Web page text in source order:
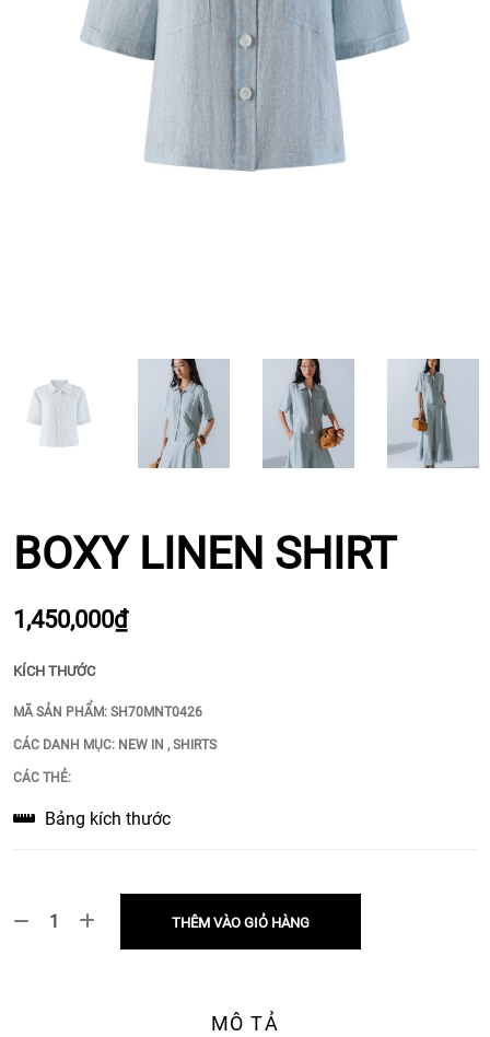
BOXY LINEN SHIRT
1,450,000₫
KÍCH THƯỚC
MÃ SẢN PHẨM: SH70MNT0426
CÁC DANH MỤC: NEW IN ,SHIRTS
CÁC THẺ:
Bảng kích thước
THÊM VÀO GIỎ HÀNG
MÔ TẢ